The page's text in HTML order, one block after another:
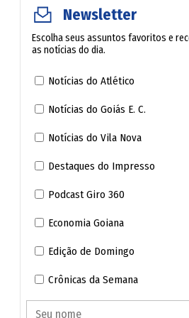
Dia dos Pais: confira cinco
aproveitar a data em família em
conversas para direcionar
Lago Municipal Umberto Donato de Goianira
Newsletter
Escolha seus assuntos favoritos e
as notícias do dia.
Notícias do Atlético
Notícias do Goiás E. C.
Notícias do Vila Nova
Destaques do Impresso
Podcast Giro 360
Economia Goiana
Edição de Domingo
Crônicas da Semana